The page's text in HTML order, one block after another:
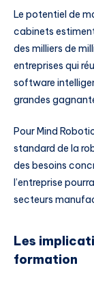
Le potentiel de
cabinets
des milliers de
entreprises qui
software
grandes
Pour Mind
standard de la
des besoins
l’entreprise
secteurs
Les
formation